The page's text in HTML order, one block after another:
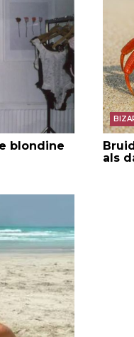
blondine
als